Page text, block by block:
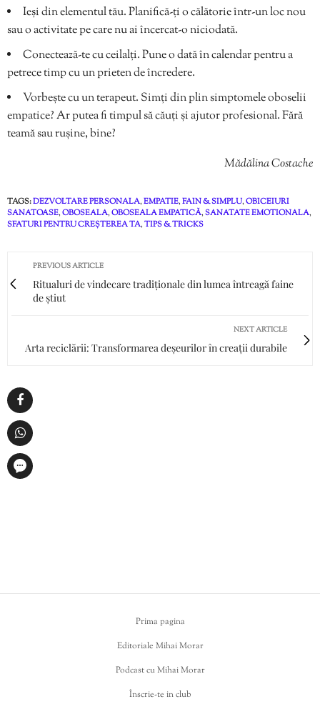
Ieși din elementul tău. Planifică-ți o călătorie într-un loc nou
sau o activitate pe care nu ai încercat-o niciodată.
Conectează-te cu ceilalți. Pune o dată în calendar pentru a
petrece timp cu un prieten de încredere.
Vorbește cu un terapeut. Simți din plin simptomele oboselii
empatice? Ar putea fi timpul să căuți și ajutor profesional. Fără
teamă sau rușine, bine?
Mădălina Costache
TAGS:DEZVOLTARE PERSONALA,EMPATIE,FAIN & SIMPLU,OBICEIURI
SANATOASE,OBOSEALA,OBOSEALA EMPATICĂ,SANATATE EMOTIONALA,
SFATURI PENTRU CREȘTEREA TA,TIPS & TRICKS
PREVIOUS ARTICLE
Ritualuri de vindecare tradiționale din lumea întreagă faine
de știut
NEXT ARTICLE
Arta reciclării: Transformarea deșeurilor în creații durabile
Prima pagina
Editoriale Mihai Morar
Podcast cu Mihai Morar
Înscrie-te in club